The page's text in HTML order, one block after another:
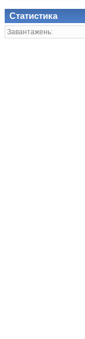
Статистика
Завантажень: